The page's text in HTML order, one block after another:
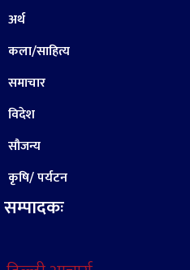
अर्थ
कला/साहित्य
समाचार
विदेश
सौजन्य
कृषि/ पर्यटन
सम्पादकः